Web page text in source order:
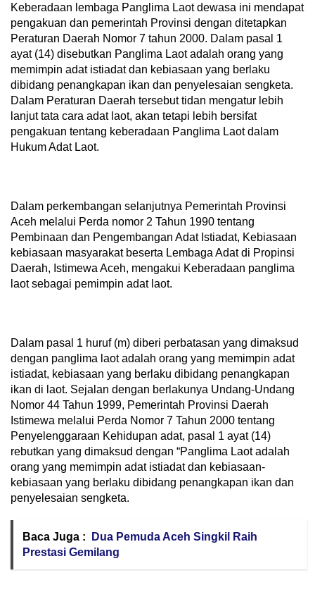
Keberadaan lembaga Panglima Laot dewasa ini mendapat
pengakuan dan pemerintah Provinsi dengan ditetapkan
Peraturan Daerah Nomor 7 tahun 2000. Dalam pasal 1
ayat (14) disebutkan Panglima Laot adalah orang yang
memimpin adat istiadat dan kebiasaan yang berlaku
dibidang penangkapan ikan dan penyelesaian sengketa.
Dalam Peraturan Daerah tersebut tidan mengatur lebih
lanjut tata cara adat laot, akan tetapi lebih bersifat
pengakuan tentang keberadaan Panglima Laot dalam
Hukum Adat Laot.
Dalam perkembangan selanjutnya Pemerintah Provinsi
Aceh melalui Perda nomor 2 Tahun 1990 tentang
Pembinaan dan Pengembangan Adat Istiadat, Kebiasaan
kebiasaan masyarakat beserta Lembaga Adat di Propinsi
Daerah, Istimewa Aceh, mengakui Keberadaan panglima
laot sebagai pemimpin adat laot.
Dalam pasal 1 huruf (m) diberi perbatasan yang dimaksud
dengan panglima laot adalah orang yang memimpin adat
istiadat, kebiasaan yang berlaku dibidang penangkapan
ikan di laot. Sejalan dengan berlakunya Undang-Undang
Nomor 44 Tahun 1999, Pemerintah Provinsi Daerah
Istimewa melalui Perda Nomor 7 Tahun 2000 tentang
Penyelenggaraan Kehidupan adat, pasal 1 ayat (14)
rebutkan yang dimaksud dengan “Panglima Laot adalah
orang yang memimpin adat istiadat dan kebiasaan-
kebiasaan yang berlaku dibidang penangkapan ikan dan
penyelesaian sengketa.
Baca Juga :
Dua Pemuda Aceh Singkil Raih
Prestasi Gemilang